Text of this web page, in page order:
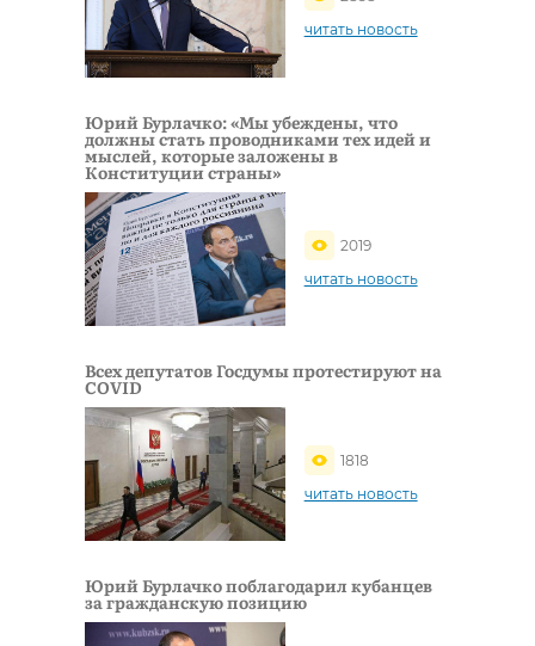
читать новость
Юрий Бурлачко: «Мы убеждены, что
должны стать проводниками тех идей и
мыслей, которые заложены в
Конституции страны»
2019
читать новость
Всех депутатов Госдумы протестируют на
COVID
1818
читать новость
Юрий Бурлачко поблагодарил кубанцев
за гражданскую позицию